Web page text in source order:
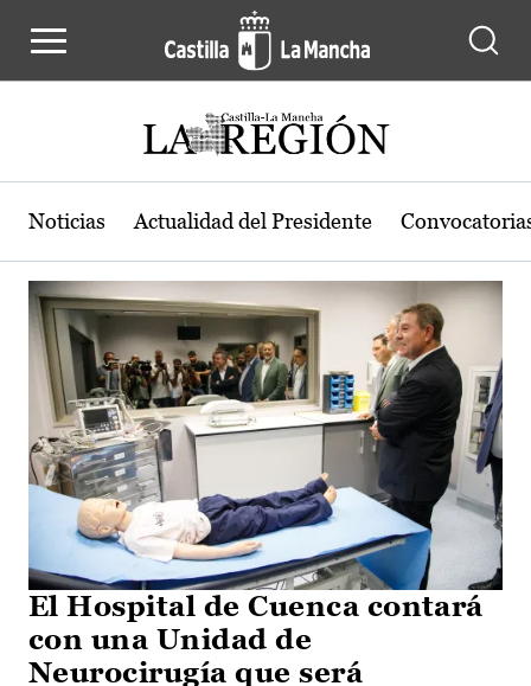
Actualidad de la región de Castilla-
Noticias Actualidad del Presidente
El Hospital de Cuenca contará
con una Unidad de
Neurocirugía que será